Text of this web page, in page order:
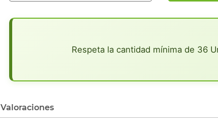
Respeta la cantidad mínima de 36
Valoraciones